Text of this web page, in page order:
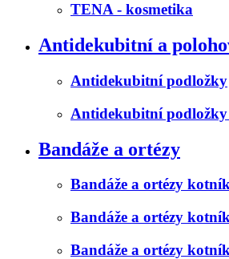
TENA - kosmetika
Antidekubitní a
Antidekubitní podložky
Antidekubitní
Bandáže a ortézy
Bandáže a ortézy
Bandáže a ortézy
Bandáže a ortézy